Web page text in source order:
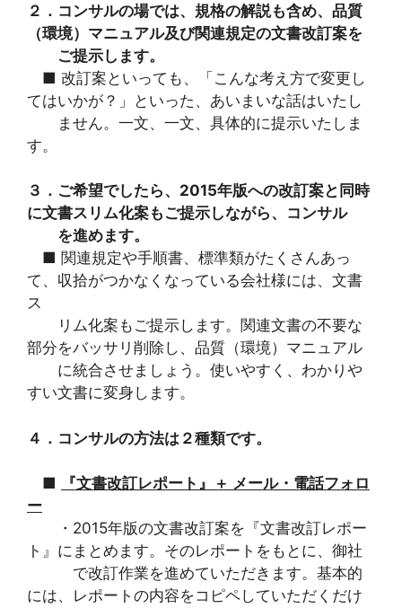
２．コンサルの場では、規格の解説も含め、品質
（環境）マニュアル及び関連規定の文書改訂案を
ご提示します。
■ 改訂案といっても、「こんな考え方で変更し
てはいかが？」といった、あいまいな話はいたし
ません。一文、一文、具体的に提示いたしま
す。
３．ご希望でしたら、2015年版への改訂案と同時
に文書スリム化案もご提示しながら、コンサル
を進めます。
■ 関連規定や手順書、標準類がたくさんあっ
て、収拾がつかなくなっている会社様には、文書
ス
リム化案もご提示します。関連文書の不要な
部分をバッサリ削除し、品質（環境）マニュアル
に統合させましょう。使いやすく、わかりや
すい文書に変身します。
４．コンサルの方法は２種類です。
■
『文書改訂レポート』＋ メール・電話フォロ
ー
・2015年版の文書改訂案を『文書改訂レポー
ト』にまとめます。そのレポートをもとに、御社
で改訂作業を進めていただきます。基本的
には、レポートの内容をコピペしていただくだけ